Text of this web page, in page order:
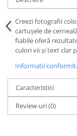
Creezi fotografii
cartuşele de
fiabile oferă
culori vii şi text clar
Informatii
Caracteristici
Review-uri(0)